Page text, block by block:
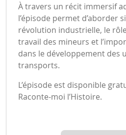
À travers un récit immersif
l’épisode permet d’aborder
révolution industrielle, le rôle
travail des mineurs et
dans le développement des
transports.
L’épisode est disponible
Raconte-moi l’Histoire.